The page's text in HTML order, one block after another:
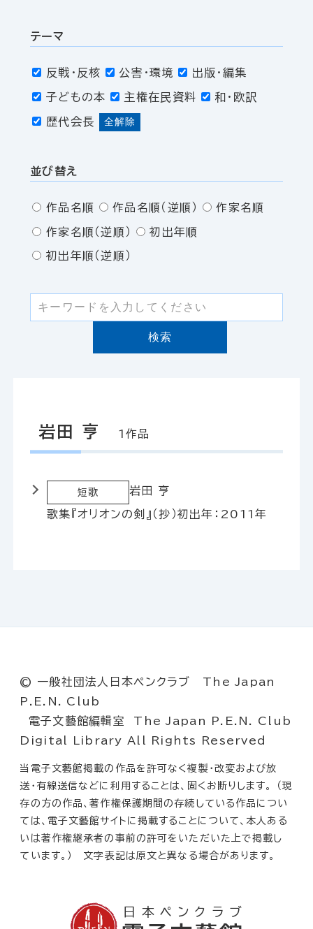
テーマ
反戦・反核 公害・環境 出版・編集
子どもの本 主権在民資料 和・欧訳
歴代会長 全解除
並び替え
作品名順 作品名順（逆順） 作家名順
作家名順（逆順） 初出年順
初出年順（逆順）
検索
岩田 亨 1作品
短歌 岩田 亨
歌集『オリオンの剣』（抄）初出年：2011年
© 一般社団法人日本ペンクラブ The Japan
P.E.N. Club
電子文藝館編輯室 The Japan P.E.N. Club
Digital Library All Rights Reserved
当電子文藝館掲載の作品を許可なく複製・改変および放
送・有線送信などに利用することは、固くお断りします。 （現
存の方の作品、著作権保護期間の存続している作品につい
ては、電子文藝館サイトに掲載することについて、本人ある
いは著作権継承者の事前の許可をいただいた上で掲載し
ています。） 文字表記は原文と異なる場合があります。
日本ペンクラブ